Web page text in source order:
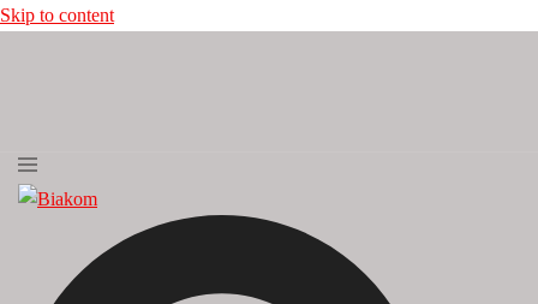
Skip to content